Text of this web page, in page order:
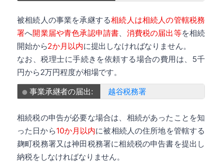
被相続人の事業を承継する相続人は相続人の管轄税務
署へ開業届や青色承認申請書、 消費税の届出等を相続
開始から2か月以内に提出しなければなりません。
なお、税理士に手続きを依頼する場合の費用は、5千
円から2万円程度が相場です。
事業承継者の届出:
越谷税務署
相続税の申告が必要な場合は、相続があったことを知
った日から10か月以内に被相続人の住所地を管轄する
麹町税務署又は神田税務署に相続税の申告書を提出し
納税をしなければなりません。